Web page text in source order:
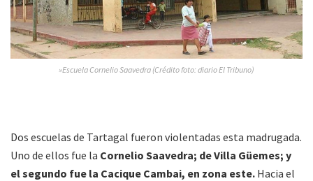
»Escuela Cornelio Saavedra (Crédito foto: diario El Tribuno)
Dos escuelas de Tartagal fueron violentadas esta madrugada.
Uno de ellos fue la Cornelio Saavedra; de Villa Güemes; y
el segundo fue la Cacique Cambai, en zona este. Hacia el